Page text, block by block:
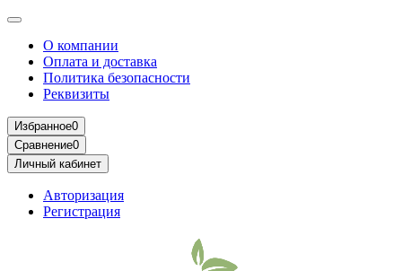
О компании
Оплата и доставка
Политика безопасности
Реквизиты
Избранное0
Сравнение0
Личный кабинет
Авторизация
Регистрация